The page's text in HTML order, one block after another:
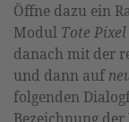
Öffne dazu ein
Modul Tote Pixel
danach mit der
und dann auf
folgenden